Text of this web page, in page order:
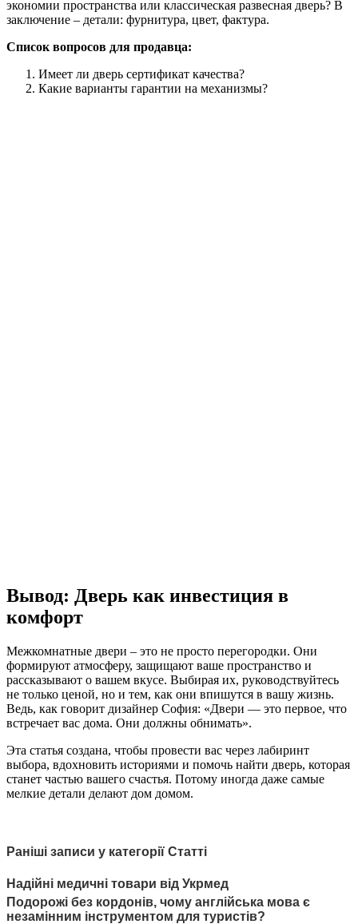
экономии пространства или классическая развесная дверь? В
заключение – детали: фурнитура, цвет, фактура.
Список вопросов для продавца:
Имеет ли дверь сертификат качества?
Какие варианты гарантии на механизмы?
Вывод: Дверь как инвестиция в
комфорт
Межкомнатные двери – это не просто перегородки. Они
формируют атмосферу, защищают ваше пространство и
рассказывают о вашем вкусе. Выбирая их, руководствуйтесь
не только ценой, но и тем, как они впишутся в вашу жизнь.
Ведь, как говорит дизайнер София: «Двери — это первое, что
встречает вас дома. Они должны обнимать».
Эта статья создана, чтобы провести вас через лабиринт
выбора, вдохновить историями и помочь найти дверь, которая
станет частью вашего счастья. Потому иногда даже самые
мелкие детали делают дом домом.
Раніші записи у категорії Статті
Надійні медичні товари від Укрмед
Подорожі без кордонів, чому англійська мова є
незамінним інструментом для туристів?